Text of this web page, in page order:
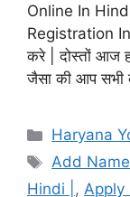
Online In
Registration In
करे | दोस्तों आज
जैसा की आप सभी
Categories
Haryana
Tags
Add
Hindi | , Apply